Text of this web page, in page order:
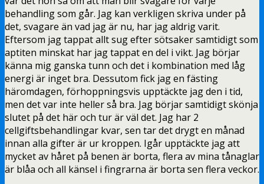
behandling som går. Jag kan verkligen skriva under på
det, svagare än vad jag är nu, har jag aldrig varit.
Eftersom jag tappat allt sug efter sötsaker samtidigt som
aptiten minskat har jag tappat en del i vikt. Jag börjar
känna mig ganska tunn och det i kombination med låg
energi är inget bra. Dessutom fick jag en fästing
häromdagen, förhoppningsvis upptäckte jag den i tid,
men det var inte heller så bra. Jag börjar samtidigt skönja
slutet på det här och tur är väl det. Jag har 2
cellgiftsbehandlingar kvar, sen tar det drygt en månad
innan alla gifter är ur kroppen. Igår upptäckte jag att
mycket av håret på benen är borta, flera av mina tånaglar
är blåa och all känsel i fingrarna är borta sen flera veckor.